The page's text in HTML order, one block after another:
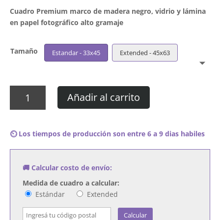
Cuadro Premium marco de madera negro, vidrio y lámina
en papel fotográfico alto gramaje
Tamaño Estandar - 33x45 Extended - 45x63
Vivo-
Vol.2
Añadir al carrito
⏲️ Los tiempos de producción son entre 6 a 9 dias habiles
🚚 Calcular costo de envío:
Medida de cuadro a calcular:
Estándar
Extended
Calcular